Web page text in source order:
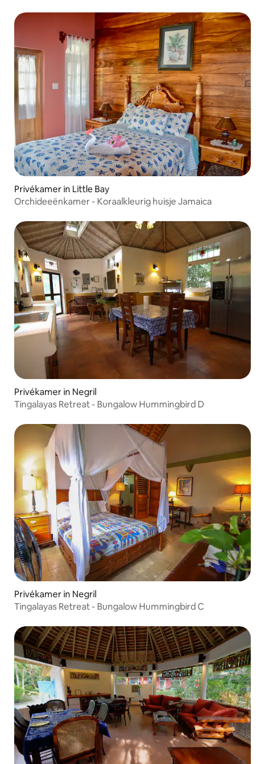
Privékamer in Little Bay
Orchideeënkamer - Koraalkleurig huisje Jamaica
Privékamer in Negril
Tingalayas Retreat - Bungalow Hummingbird D
Privékamer in Negril
Tingalayas Retreat - Bungalow Hummingbird C